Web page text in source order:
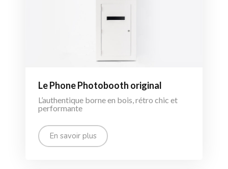
Le Phone Photobooth original
L’authentique borne en bois, rétro chic et
performante
En savoir plus